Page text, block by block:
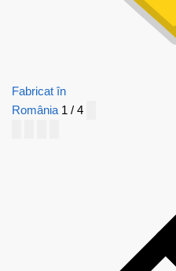
Fabricat în
România 1 / 4